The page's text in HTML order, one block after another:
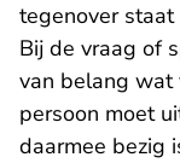
tegenover
Bij de vraag of
van belang wat
persoon moet
daarmee bezig